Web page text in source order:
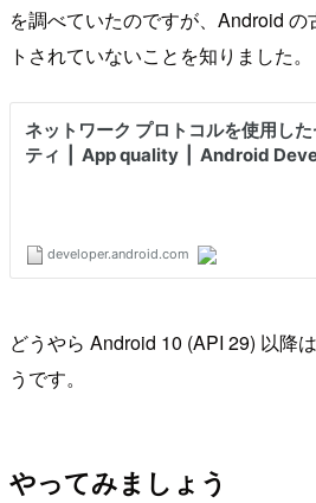
を調べていたのですが、Android
トされていないことを知りました。
どうやら Android 10 (API 29) 以降
うです。
やってみましょう